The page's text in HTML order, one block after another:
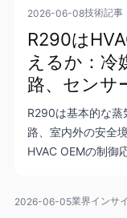
2026-06-08技術記事
R290は
えるか：冷
路、センサ
R290は基本的な蒸
路、室内外の安全
HVAC OEMの制御
2026-06-05業界インサ